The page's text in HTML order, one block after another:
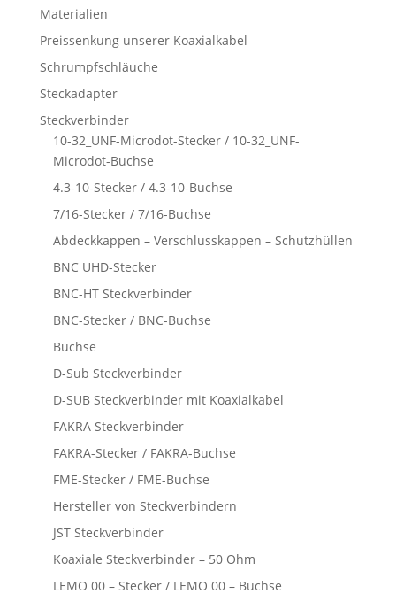
Materialien
Preissenkung unserer Koaxialkabel
Schrumpfschläuche
Steckadapter
Steckverbinder
10-32_UNF-Microdot-Stecker / 10-32_UNF-
Microdot-Buchse
4.3-10-Stecker / 4.3-10-Buchse
7/16-Stecker / 7/16-Buchse
Abdeckkappen – Verschlusskappen – Schutzhüllen
BNC UHD-Stecker
BNC-HT Steckverbinder
BNC-Stecker / BNC-Buchse
Buchse
D-Sub Steckverbinder
D-SUB Steckverbinder mit Koaxialkabel
FAKRA Steckverbinder
FAKRA-Stecker / FAKRA-Buchse
FME-Stecker / FME-Buchse
Hersteller von Steckverbindern
JST Steckverbinder
Koaxiale Steckverbinder – 50 Ohm
LEMO 00 – Stecker / LEMO 00 – Buchse